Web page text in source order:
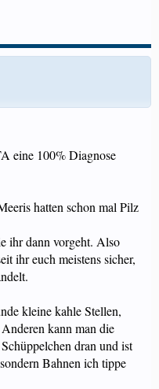
eine 100% Diagnose
hatten schon mal Pilz
ihr dann vorgeht. Also
ihr euch meistens sicher,
kleine kahle Stellen,
kann man die
dran und ist
Bahnen ich tippe